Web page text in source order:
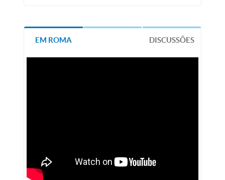
EM ROMA DISCUSSÕES